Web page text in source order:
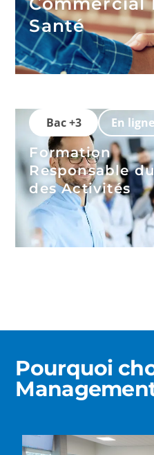
Santé
Bac +3 En ligne
Formation
Responsable
des Activités
Pourquoi